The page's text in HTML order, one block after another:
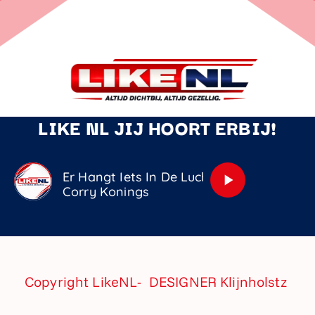
LIKE NL JIJ HOORT ERBIJ!
Er Hangt Iets In De Lucht (Amore)
Corry Konings
play_arrow
Copyright LikeNL- DESIGNER Klijnholstz